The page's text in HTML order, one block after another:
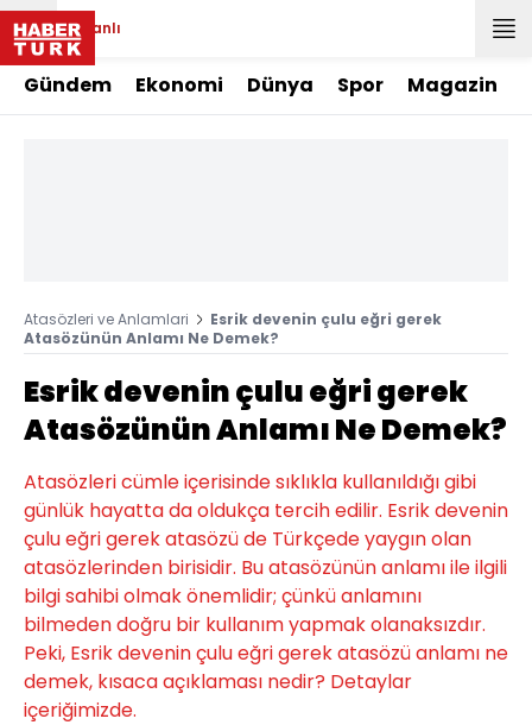
Canlı
Gündem Ekonomi Dünya Spor Magazin
Atasözleri ve Anlamlari
Esrik devenin çulu eğri gerek
Atasözünün Anlamı Ne Demek?
Esrik devenin çulu eğri gerek
Atasözünün Anlamı Ne Demek?
Atasözleri cümle içerisinde sıklıkla kullanıldığı gibi
günlük hayatta da oldukça tercih edilir. Esrik devenin
çulu eğri gerek atasözü de Türkçede yaygın olan
atasözlerinden birisidir. Bu atasözünün anlamı ile ilgili
bilgi sahibi olmak önemlidir; çünkü anlamını
bilmeden doğru bir kullanım yapmak olanaksızdır.
Peki, Esrik devenin çulu eğri gerek atasözü anlamı ne
demek, kısaca açıklaması nedir? Detaylar
içeriğimizde.